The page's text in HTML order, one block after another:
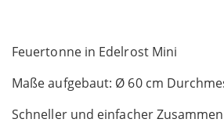
Feuertonne in Edelrost Mini
Maße aufgebaut: Ø 60 cm
Schneller und einfacher
gallery
to
beginning
the